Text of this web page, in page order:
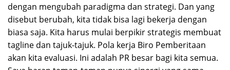
dengan mengubah paradigma dan strategi. Dan yang
disebut berubah, kita tidak bisa lagi bekerja dengan
biasa saja. Kita harus mulai berpikir strategis membuat
tagline dan tajuk-tajuk. Pola kerja Biro Pemberitaan
akan kita evaluasi. Ini adalah PR besar bagi kita semua.